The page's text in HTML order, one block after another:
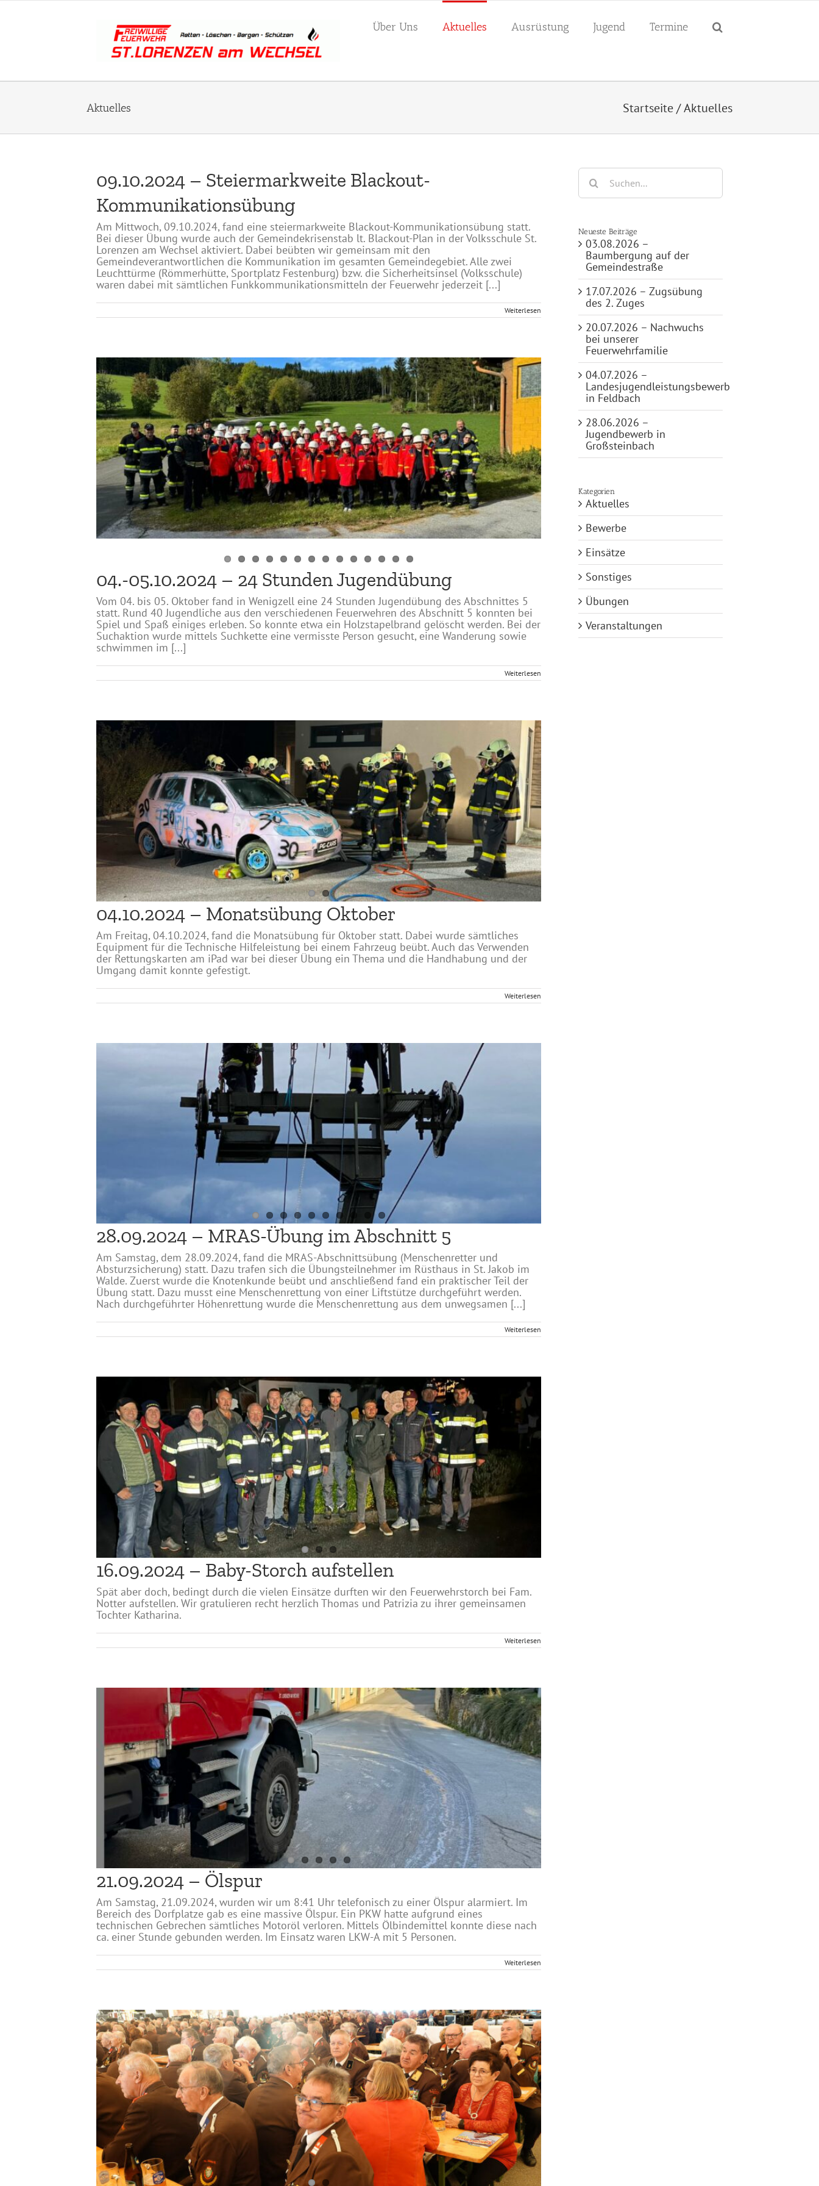
Zum
Über Uns Aktuelles Ausrüstung Jugend Termine
Aktuelles Startseite / Aktuelles
09.10.2024 – Steiermarkweite Blackout-
Kommunikationsübung
Am Mittwoch, 09.10.2024, fand eine steiermarkweite Blackout-Kommunikationsübung statt.
Bei dieser Übung wurde auch der Gemeindekrisenstab lt. Blackout-Plan in der Volksschule St.
Lorenzen am Wechsel aktiviert. Dabei beübten wir gemeinsam mit den
Gemeindeverantwortlichen die Kommunikation im gesamten Gemeindegebiet. Alle zwei
Leuchttürme (Römmerhütte, Sportplatz Festenburg) bzw. die Sicherheitsinsel (Volksschule)
waren dabei mit sämtlichen Funkkommunikationsmitteln der Feuerwehr jederzeit [...]
Weiterlesen
04.-05.10.2024 – 24 Stunden Jugendübung
Vom 04. bis 05. Oktober fand in Wenigzell eine 24 Stunden Jugendübung des Abschnittes 5
statt. Rund 40 Jugendliche aus den verschiedenen Feuerwehren des Abschnitt 5 konnten bei
Spiel und Spaß einiges erleben. So konnte etwa ein Holzstapelbrand gelöscht werden. Bei der
Suchaktion wurde mittels Suchkette eine vermisste Person gesucht, eine Wanderung sowie
schwimmen im [...]
Weiterlesen
04.10.2024 – Monatsübung Oktober
Am Freitag, 04.10.2024, fand die Monatsübung für Oktober statt. Dabei wurde sämtliches
Equipment für die Technische Hilfeleistung bei einem Fahrzeug beübt. Auch das Verwenden
der Rettungskarten am iPad war bei dieser Übung ein Thema und die Handhabung und der
Umgang damit konnte gefestigt.
Weiterlesen
28.09.2024 – MRAS-Übung im Abschnitt 5
Am Samstag, dem 28.09.2024, fand die MRAS-Abschnittsübung (Menschenretter und
Absturzsicherung) statt. Dazu trafen sich die Übungsteilnehmer im Rüsthaus in St. Jakob im
Walde. Zuerst wurde die Knotenkunde beübt und anschließend fand ein praktischer Teil der
Übung statt. Dazu musst eine Menschenrettung von einer Liftstütze durchgeführt werden.
Nach durchgeführter Höhenrettung wurde die Menschenrettung aus dem unwegsamen [...]
Weiterlesen
16.09.2024 – Baby-Storch aufstellen
Spät aber doch, bedingt durch die vielen Einsätze durften wir den Feuerwehrstorch bei Fam.
Notter aufstellen. Wir gratulieren recht herzlich Thomas und Patrizia zu ihrer gemeinsamen
Tochter Katharina.
Weiterlesen
21.09.2024 – Ölspur
Am Samstag, 21.09.2024, wurden wir um 8:41 Uhr telefonisch zu einer Ölspur alarmiert. Im
Bereich des Dorfplatze gab es eine massive Ölspur. Ein PKW hatte aufgrund eines
technischen Gebrechen sämtliches Motoröl verloren. Mittels Ölbindemittel konnte diese nach
ca. einer Stunde gebunden werden. Im Einsatz waren LKW-A mit 5 Personen.
Weiterlesen
Suche
nach:
Neueste Beiträge
03.08.2026 –
Baumbergung auf der
Gemeindestraße
17.07.2026 – Zugsübung
des 2. Zuges
20.07.2026 – Nachwuchs
bei unserer
Feuerwehrfamilie
04.07.2026 –
Landesjugendleistungsbewerb
in Feldbach
28.06.2026 –
Jugendbewerb in
Großsteinbach
Kategorien
Aktuelles
Bewerbe
Einsätze
Sonstiges
Übungen
Veranstaltungen